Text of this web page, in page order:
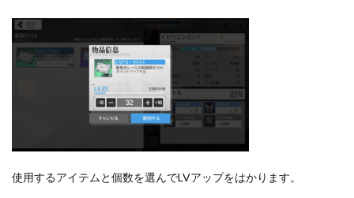
使用するアイテムと個数を選んでLVアップをはかります。